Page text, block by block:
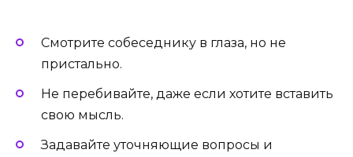
Смотрите собеседнику в глаза, но не
пристально.
Не перебивайте, даже если хотите вставить
свою мысль.
Задавайте уточняющие вопросы и